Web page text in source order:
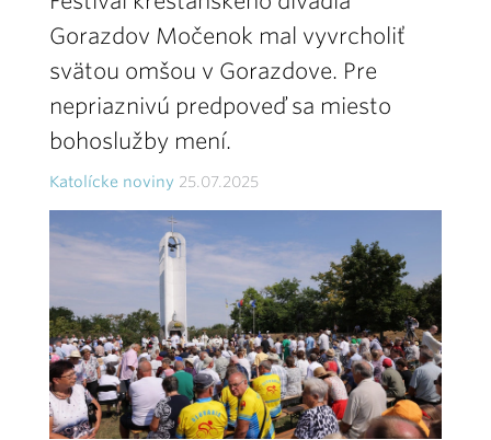
Gorazdov Močenok mal vyvrcholiť
svätou omšou v Gorazdove. Pre
nepriaznivú predpoveď sa miesto
bohoslužby mení.
Katolícke noviny 25.07.2025